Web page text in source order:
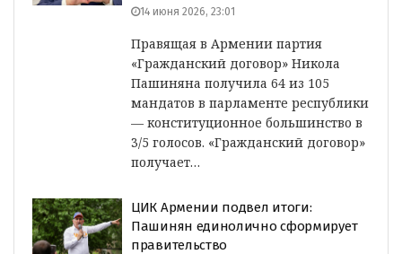
14 июня 2026, 23:01
Правящая в Армении партия
«Гражданский договор» Никола
Пашиняна получила 64 из 105
мандатов в парламенте республики
— конституционное большинство в
3/5 голосов. «Гражданский договор»
получает…
ЦИК Армении подвел итоги:
Пашинян единолично сформирует
правительство